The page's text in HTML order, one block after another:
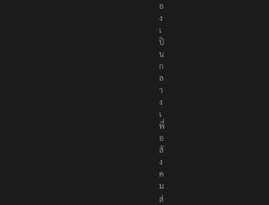
ต้
อ
ง
เ
ป็
น
ก
ล
า
ง
เ
พื่
อ
สั
ง
ค
ม